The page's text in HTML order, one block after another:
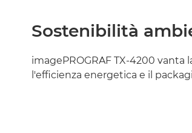
Sostenibilità
imagePROGRAF TX-4200 vanta
l'efficienza energetica e il